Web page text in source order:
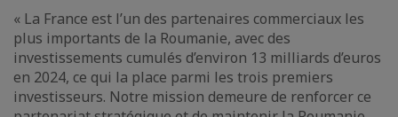
« La France est l’un des partenaires commerciaux les
plus importants de la Roumanie, avec des
investissements cumulés d’environ 13 milliards d’euros
en 2024, ce qui la place parmi les trois premiers
investisseurs. Notre mission demeure de renforcer ce